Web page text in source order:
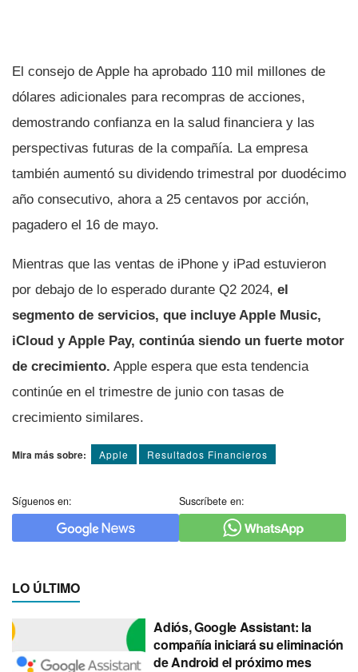
El consejo de Apple ha aprobado 110 mil millones de
dólares adicionales para recompras de acciones,
demostrando confianza en la salud financiera y las
perspectivas futuras de la compañía. La empresa
también aumentó su dividendo trimestral por duodécimo
año consecutivo, ahora a 25 centavos por acción,
pagadero el 16 de mayo.
Mientras que las ventas de iPhone y iPad estuvieron
por debajo de lo esperado durante Q2 2024, el
segmento de servicios, que incluye Apple Music,
iCloud y Apple Pay, continúa siendo un fuerte motor
de crecimiento. Apple espera que esta tendencia
continúe en el trimestre de junio con tasas de
crecimiento similares.
Mira más sobre: Apple Resultados Financieros
Síguenos en: Suscríbete en:
LO ÚLTIMO
Adiós, Google Assistant: la
compañía iniciará su eliminación
de Android el próximo mes